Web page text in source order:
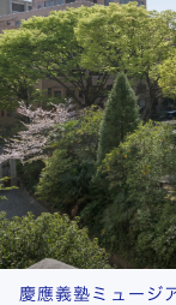
慶應義塾ミュージ